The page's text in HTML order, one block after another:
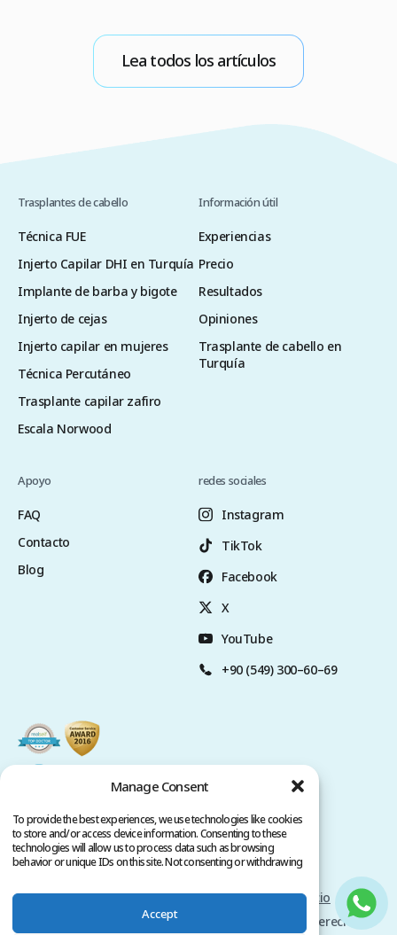
Manage Consent
To provide the best experiences, we use technologies like cookies
to store and/or access device information. Consenting to these
technologies will allow us to process data such as browsing
behavior or unique IDs on this site. Not consenting or withdrawing
Accept
Lea todos los artículos
Trasplantes de cabello
Técnica FUE
Injerto Capilar DHI en Turquía
Implante de barba y bigote
Injerto de cejas
Injerto capilar en mujeres
Técnica Percutáneo
Trasplante capilar zafiro
Escala Norwood
Información útil
Experiencias
Precio
Resultados
Opiniones
Trasplante de cabello en
Turquía
Apoyo
FAQ
Contacto
Blog
redes sociales
Instagram
TikTok
Facebook
X
YouTube
+90 (549) 300–60–69
Politica de privacidad
Términos del servicio
Copyright @ 2026 www.clinicana.com. Todos los derechos